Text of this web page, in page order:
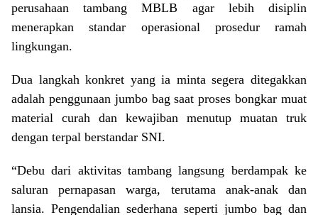
perusahaan tambang MBLB agar lebih disiplin
menerapkan standar operasional prosedur ramah
lingkungan.
Dua langkah konkret yang ia minta segera ditegakkan
adalah penggunaan jumbo bag saat proses bongkar muat
material curah dan kewajiban menutup muatan truk
dengan terpal berstandar SNI.
“Debu dari aktivitas tambang langsung berdampak ke
saluran pernapasan warga, terutama anak-anak dan
lansia. Pengendalian sederhana seperti jumbo bag dan